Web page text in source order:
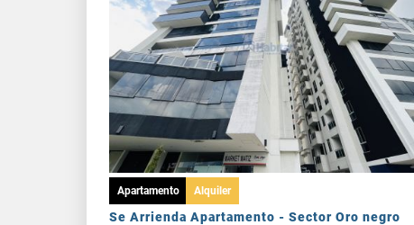
Apartamento Alquiler
Se Arrienda Apartamento - Sector Oro negro